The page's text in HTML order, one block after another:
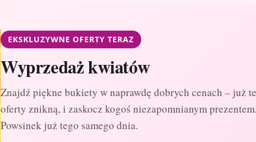
EKSKLUZYWNE OFERTY TERAZ
Wyprzedaż kwiatów
Znajdź piękne bukiety w naprawdę dobrych cenach – już
oferty znikną, i zaskocz kogoś niezapomnianym
Powsinek już tego samego dnia.